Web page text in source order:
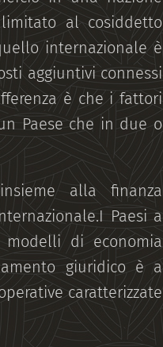
al cosiddetto
internazionale è
aggiuntivi connessi
è che i fattori
Paese che in due o
alla finanza
Paesi a
di economia
giuridico è a
caratterizzate